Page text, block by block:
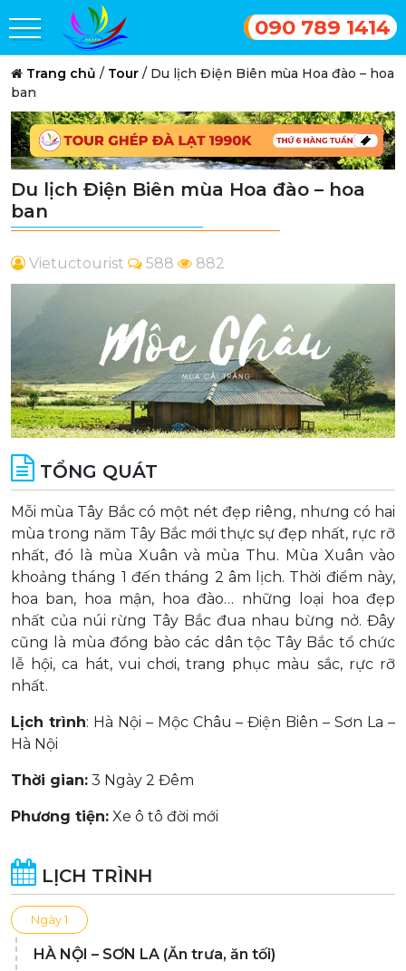
090 789 1414
Trang chủ / Tour / Du lịch Điện Biên mùa Hoa đào – hoa
ban
Du lịch Điện Biên mùa Hoa đào – hoa
ban
Vietuctourist 588 882
TỔNG QUÁT
Mỗi mùa Tây Bắc có một nét đẹp riêng, nhưng có hai
mùa trong năm Tây Bắc mới thực sự đẹp nhất, rực rỡ
nhất, đó là mùa Xuân và mùa Thu. Mùa Xuân vào
khoảng tháng 1 đến tháng 2 âm lịch. Thời điểm này,
hoa ban, hoa mận, hoa đào… những loại hoa đẹp
nhất của núi rừng Tây Bắc đua nhau bừng nở. Đây
cũng là mùa đồng bào các dân tộc Tây Bắc tổ chức
lễ hội, ca hát, vui chơi, trang phục màu sắc, rực rỡ
nhất.
Lịch trình: Hà Nội – Mộc Châu – Điện Biên – Sơn La –
Hà Nội
Thời gian: 3 Ngày 2 Đêm
Phương tiện: Xe ô tô đời mới
LỊCH TRÌNH
Ngày 1
HÀ NỘI – SƠN LA (Ăn trưa, ăn tối)